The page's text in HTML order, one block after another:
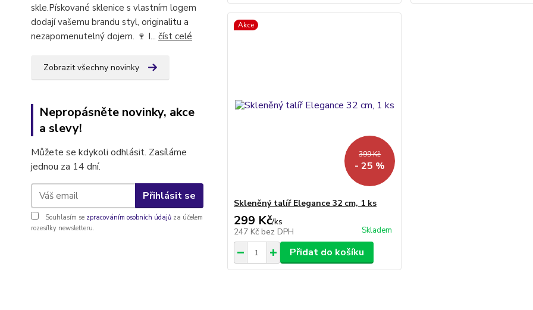
skle.Pískované sklenice s vlastním logem
dodají vašemu brandu styl, originalitu a
nezapomenutelný dojem. 🍷 I... číst celé
Zobrazit všechny novinky
Nepropásněte novinky, akce
a slevy!
Můžete se kdykoli odhlásit. Zasíláme
jednou za 14 dní.
Přihlásit se
Souhlasím se zpracováním osobních údajů za účelem
rozesílky newsletteru.
Akce
399 Kč
- 25 %
Skleněný talíř Elegance 32 cm, 1 ks
299 Kč/ks
247 Kč bez DPH Skladem
Přidat do košíku